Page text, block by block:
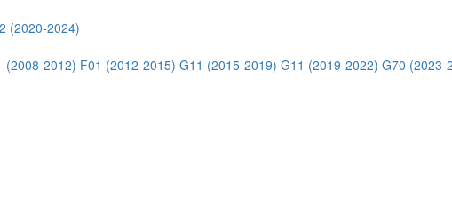
(2020-2024)
(2008-2012) F01 (2012-2015) G11 (2015-2019) G11 (2019-2022) G70 (2023-